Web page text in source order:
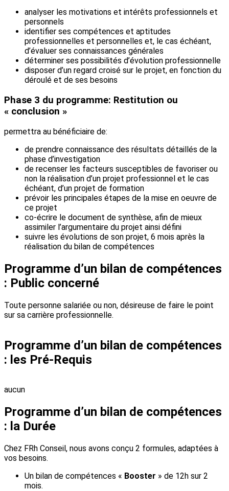
analyser les motivations et intérêts professionnels et
personnels
identifier ses compétences et aptitudes
professionnelles et personnelles et, le cas échéant,
d’évaluer ses connaissances générales
déterminer ses possibilités d’évolution professionnelle
disposer d’un regard croisé sur le projet, en fonction du
déroulé et de ses besoins
Phase 3 du programme: Restitution ou
« conclusion »
permettra au bénéficiaire de:
de prendre connaissance des résultats détaillés de la
phase d’investigation
de recenser les facteurs susceptibles de favoriser ou
non la réalisation d’un projet professionnel et le cas
échéant, d’un projet de formation
prévoir les principales étapes de la mise en oeuvre de
ce projet
co-écrire le document de synthèse, afin de mieux
assimiler l’argumentaire du projet ainsi défini
suivre les évolutions de son projet, 6 mois après la
réalisation du bilan de compétences
Programme d’un bilan de compétences
: Public concerné
Toute personne salariée ou non, désireuse de faire le point
sur sa carrière professionnelle.
Programme d’un bilan de compétences
: les Pré-Requis
aucun
Programme d’un bilan de compétences
: la Durée
Chez FRh Conseil, nous avons conçu 2 formules, adaptées à
vos besoins.
Un bilan de compétences « Booster » de 12h sur 2
mois.